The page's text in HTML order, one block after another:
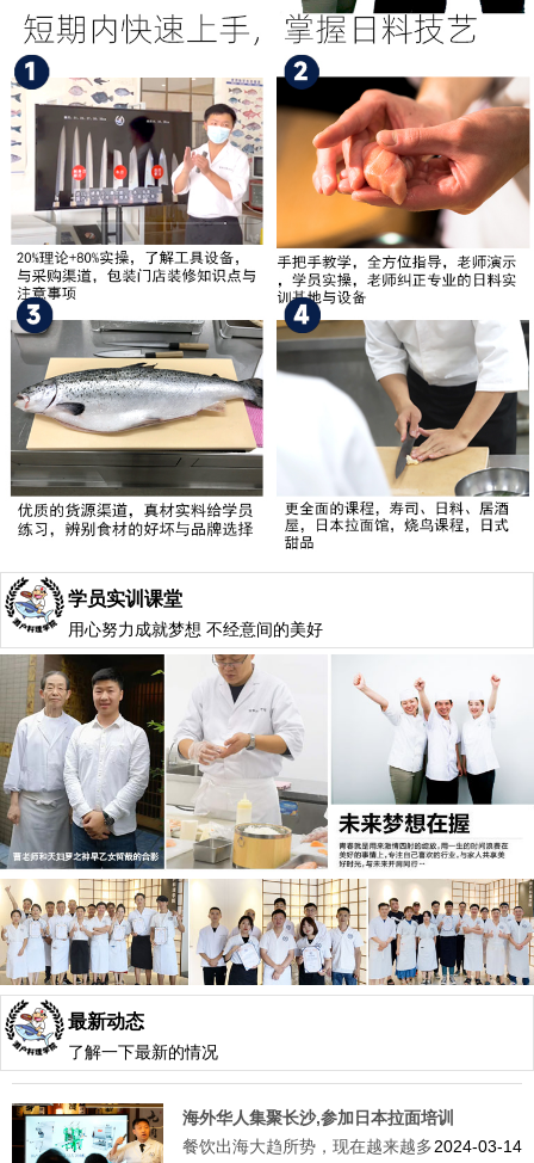
学员实训课堂
用心努力成就梦想 不经意间的美好
最新动态
了解一下最新的情况
海外华人集聚长沙,参加日本拉面培训
2024-03-14
餐饮出海大趋所势，现在越来越多